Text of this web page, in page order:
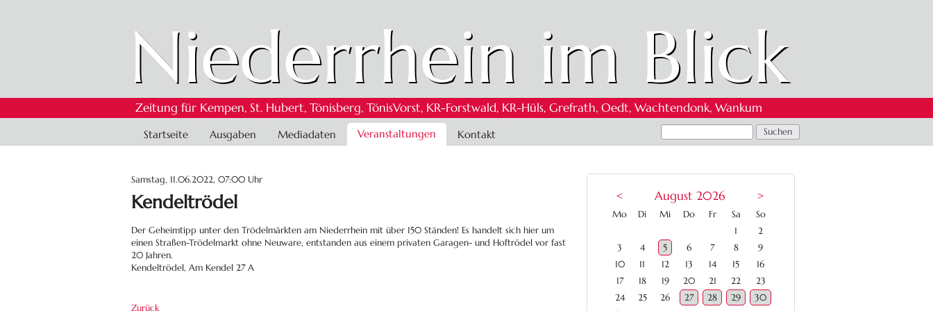
Niederrhein im Blick
Zeitung für Kempen, St. Hubert, Tönisberg, TönisVorst, KR-Forstwald, KR-Hüls, Grefrath, Oedt, Wachtendonk, Wankum
Navigation
überspringen
Startseite Ausgaben Mediadaten Veranstaltungen Kontakt
Samstag, 11.06.2022, 07:00 Uhr
Kendeltrödel
Der Geheimtipp unter den Trödelmärkten am Niederrhein mit über 150 Ständen! Es handelt sich hier um
einen Straßen-Trödelmarkt ohne Neuware, entstanden aus einem privaten Garagen- und Hoftrödel vor fast
20 Jahren.
Kendeltrödel, Am Kendel 27 A
Zurück
< August 2026 >
Montag
Dienstag
Mittwoch
Donnerstag
FreitagSamstag
Sonntag
1
2
3
4 5 6 7 8
9
10
11 12 13 14 15
16
17
18 19 20 21 22
23
24
25 26 27 28 29
30